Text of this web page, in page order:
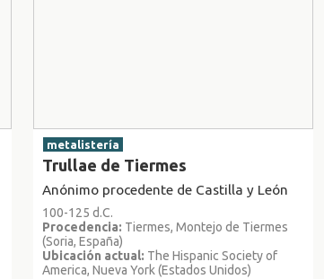
metalistería
Trullae de Tiermes
Anónimo procedente de Castilla y León
100-125 d.C.
Procedencia: Tiermes, Montejo de Tiermes
(Soria, España)
Ubicación actual: The Hispanic Society of
America, Nueva York (Estados Unidos)